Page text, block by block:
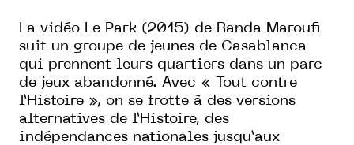
La vidéo Le Park (2015) de Randa Maroufi
suit un groupe de jeunes de Casablanca
qui prennent leurs quartiers dans un parc
de jeux abandonné. Avec « Tout contre
l’Histoire », on se frotte à des versions
alternatives de l’Histoire, des
indépendances nationales jusqu’aux